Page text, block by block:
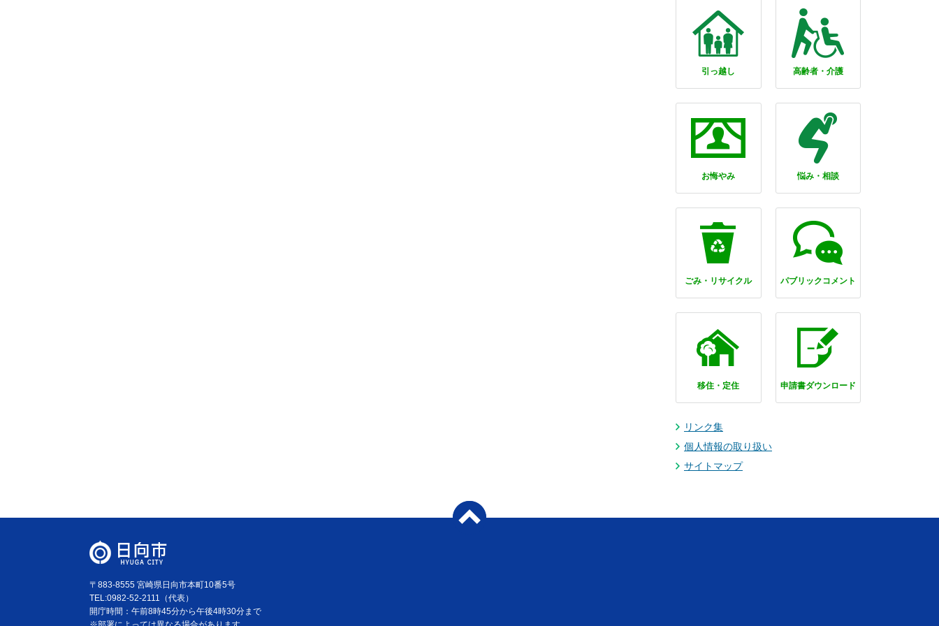
引っ越し 高齢者・介護
お悔やみ 悩み・相談
ごみ・リサイクル パブリックコメント
移住・定住 申請書ダウンロード
リンク集
個人情報の取り扱い
サイトマップ
〒883-8555 宮崎県日向市本町10番5号
TEL:0982-52-2111（代表）
開庁時間：午前8時45分から午後4時30分まで